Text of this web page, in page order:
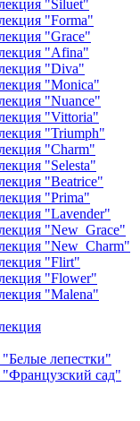
"Siluet"
"Forma"
"Grace"
"Afina"
"Diva"
"Monica"
"Nuance"
"Vittoria"
"Triumph"
"Charm"
"Selesta"
"Beatrice"
"Prima"
"Lavender"
"New_Grace"
"New_Charm"
"Flirt"
"Flower"
"Malena"
лепестки"
сад"